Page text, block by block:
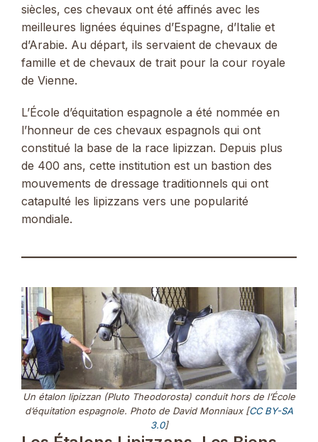
siècles, ces chevaux ont été affinés avec les
meilleures lignées équines d’Espagne, d’Italie et
d’Arabie. Au départ, ils servaient de chevaux de
famille et de chevaux de trait pour la cour royale
de Vienne.
L’École d’équitation espagnole a été nommée en
l’honneur de ces chevaux espagnols qui ont
constitué la base de la race lipizzan. Depuis plus
de 400 ans, cette institution est un bastion des
mouvements de dressage traditionnels qui ont
catapulté les lipizzans vers une popularité
mondiale.
Un étalon lipizzan (Pluto Theodorosta) conduit hors de l’École
d’équitation espagnole. Photo de David Monniaux [CC BY-SA
3.0]